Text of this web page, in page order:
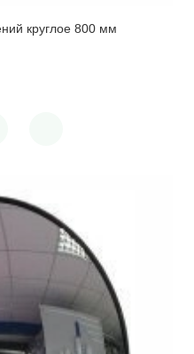
круглое 800 мм